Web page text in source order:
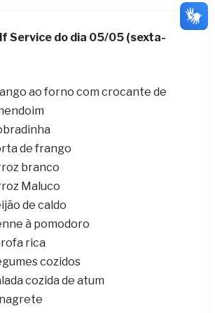
Service do dia 05/05 (sexta-
ao forno com crocante de
de frango
branco
Maluco
de caldo
à pomodoro
rica
cozidos
cozida de atum